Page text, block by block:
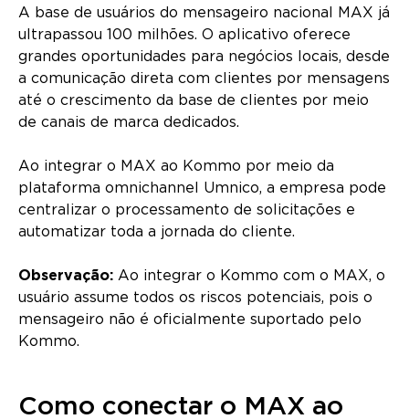
A base de usuários do mensageiro nacional MAX já
ultrapassou 100 milhões. O aplicativo oferece
grandes oportunidades para negócios locais, desde
a comunicação direta com clientes por mensagens
até o crescimento da base de clientes por meio
de canais de marca dedicados.
Ao integrar o MAX ao Kommo por meio da
plataforma omnichannel Umnico, a empresa pode
centralizar o processamento de solicitações e
automatizar toda a jornada do cliente.
Observação: Ao integrar o Kommo com o MAX, o
usuário assume todos os riscos potenciais, pois o
mensageiro não é oficialmente suportado pelo
Kommo.
Como conectar o MAX ao